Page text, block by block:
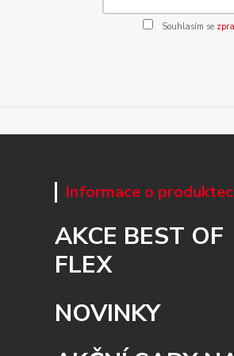
Souhlasím se
Informace o
AKCE BEST OF
FLEX
NOVINKY